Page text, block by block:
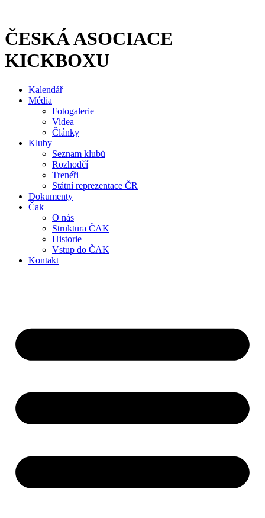
obsahu
ČESKÁ ASOCIACE
KICKBOXU
Kalendář
Média
Fotogalerie
Videa
Články
Kluby
Seznam klubů
Rozhodčí
Trenéři
Státní reprezentace ČR
Dokumenty
Čak
O nás
Struktura ČAK
Historie
Vstup do ČAK
Kontakt